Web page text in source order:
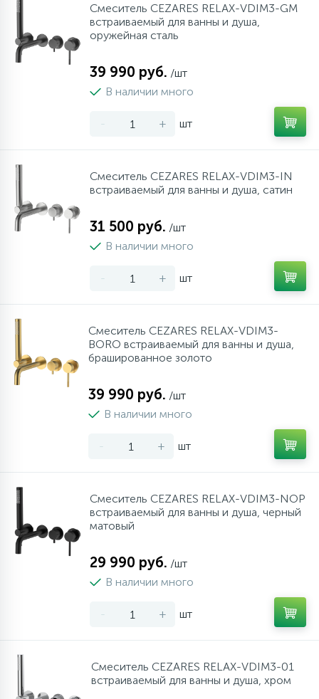
Смеситель CEZARES RELAX-VDIM3-GM
встраиваемый для ванны и душа,
оружейная сталь
39 990 руб. /шт
В наличии много
- + шт
Смеситель CEZARES RELAX-VDIM3-IN
встраиваемый для ванны и душа, сатин
31 500 руб. /шт
В наличии много
- + шт
Смеситель CEZARES RELAX-VDIM3-
BORO встраиваемый для ванны и душа,
брашированное золото
39 990 руб. /шт
В наличии много
- + шт
Смеситель CEZARES RELAX-VDIM3-NOP
встраиваемый для ванны и душа, черный
матовый
29 990 руб. /шт
В наличии много
- + шт
Смеситель CEZARES RELAX-VDIM3-01
встраиваемый для ванны и душа, хром